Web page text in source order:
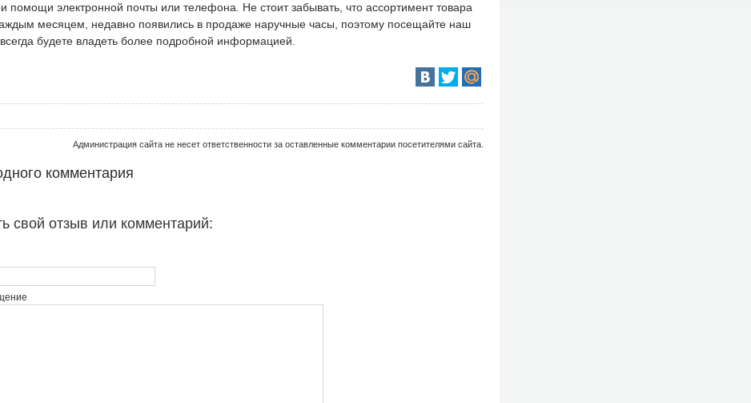
помощи электронной почты или телефона. Не стоит забывать, что ассортимент товара
месяцем, недавно появились в продаже наручные часы, поэтому посещайте наш
будете владеть более подробной информацией.
Администрация сайта не несет ответственности за оставленные комментарии посетителями сайта.
комментария
свой отзыв или комментарий: